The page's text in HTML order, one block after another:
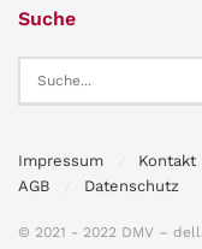
Suche
Impressum Kontakt
AGB
Datenschutz
© 2021 - 2022 DMV –